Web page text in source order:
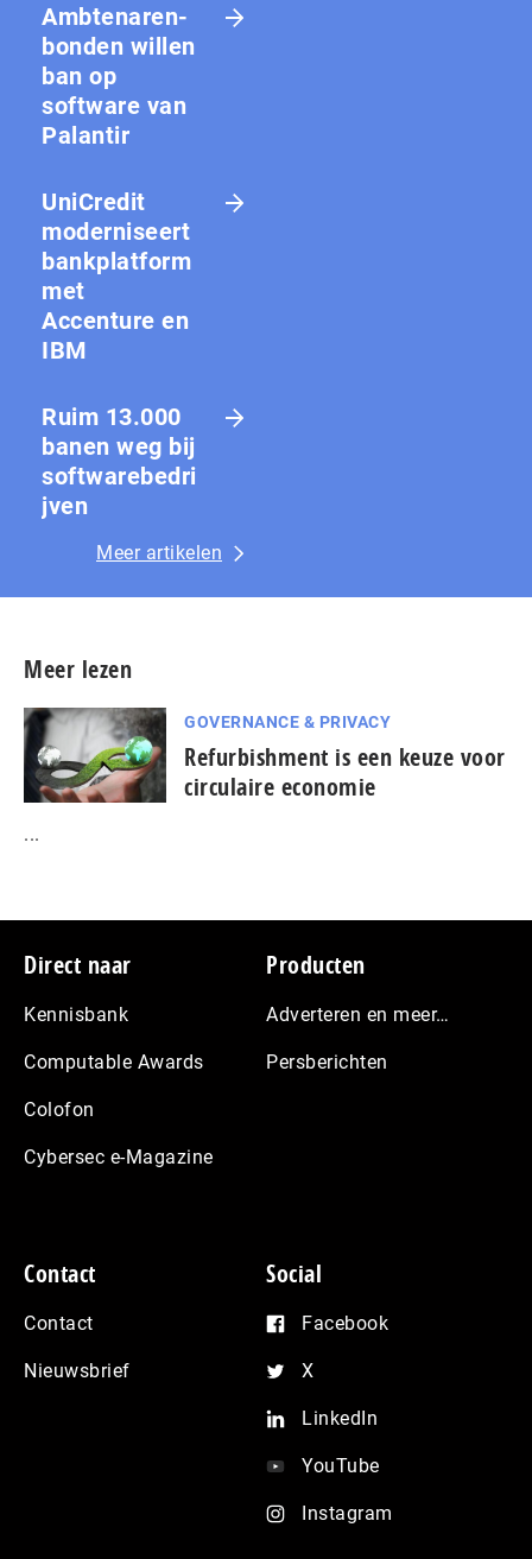
Amb­te­na­ren­
bon­den willen
ban op
software van
Palantir
UniCredit
moderniseert
bankplatform
met
Accenture en
IBM
Ruim 13.000
banen weg bij
softwarebedri
jven
Meer artikelen
Meer lezen
GOVERNANCE & PRIVACY
Refurbishment is een keuze voor
circulaire economie
...
Footer
Direct naar
Kennisbank
Computable Awards
Colofon
Cybersec e-Magazine
Producten
Adverteren en meer…
Persberichten
Contact
Contact
Nieuwsbrief
Social
Facebook
X
LinkedIn
YouTube
Instagram